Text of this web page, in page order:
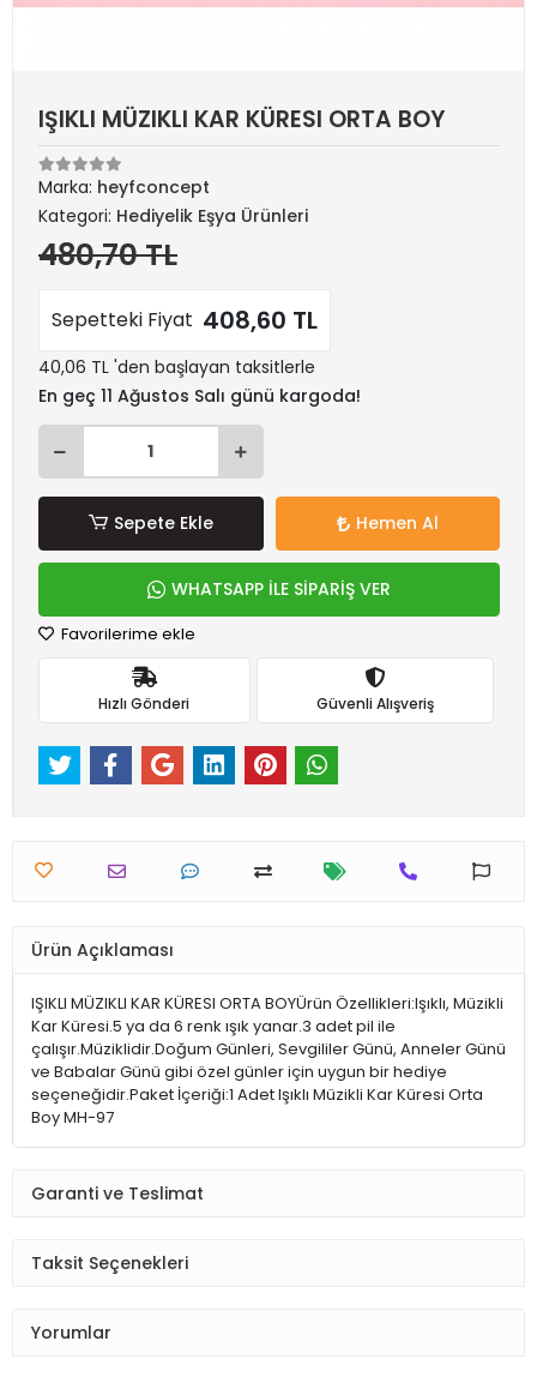
IŞIKLI MÜZIKLI KAR KÜRESI ORTA BOY
Marka: heyfconcept
Kategori: Hediyelik Eşya Ürünleri
480,70 TL
Sepetteki Fiyat 408,60 TL
40,06 TL 'den başlayan taksitlerle
En geç 11 Ağustos Salı günü kargoda!
Sepete Ekle Hemen Al
WHATSAPP İLE SİPARİŞ VER
Favorilerime ekle
Hızlı Gönderi Güvenli Alışveriş
Ürün Açıklaması
IŞIKLI MÜZIKLI KAR KÜRESI ORTA BOYÜrün Özellikleri:Işıklı, Müzikli
Kar Küresi.5 ya da 6 renk ışık yanar.3 adet pil ile
çalışır.Müziklidir.Doğum Günleri, Sevgililer Günü, Anneler Günü
ve Babalar Günü gibi özel günler için uygun bir hediye
seçeneğidir. Paket İçeriği:1 Adet Işıklı Müzikli Kar Küresi Orta
Boy MH-97
Garanti ve Teslimat
Taksit Seçenekleri
Yorumlar